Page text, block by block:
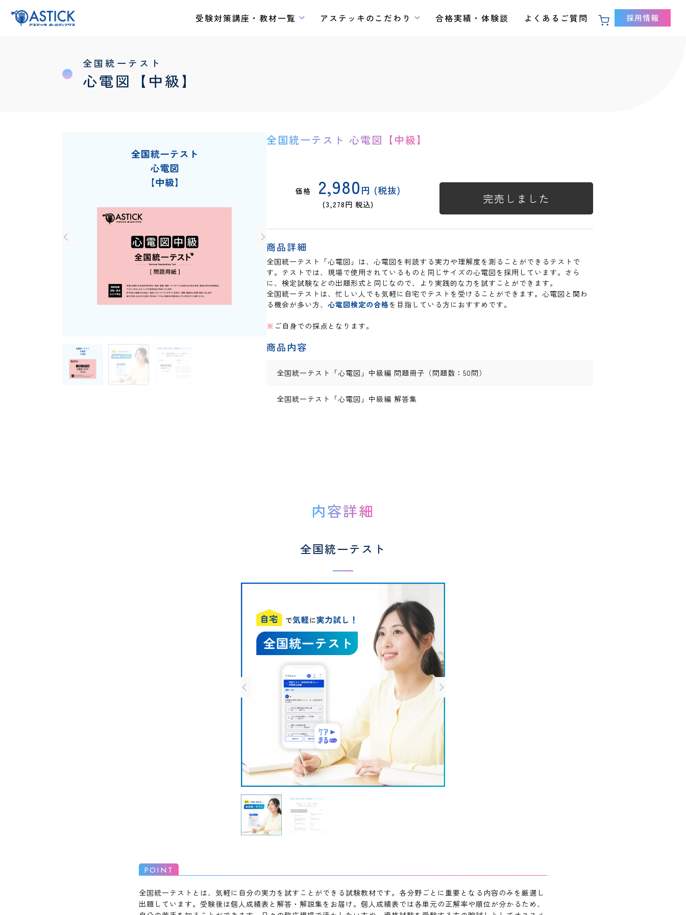
受験対策講座・教材一覧 アステッキのこだわり 合格実績・体験談 よくあるご質問 採用情報
全国統一テスト
心電図【中級】
全国統一テスト 心電図【中級】
価格 2,980円 (税抜)
(3,278円 税込) 完売しました
商品詳細
全国統一テスト「心電図」は、心電図を判読する実力や理解度を測ることができるテストで
す。テストでは、現場で使用されているものと同じサイズの心電図を採用しています。さら
に、検定試験などの出題形式と同じなので、より実践的な力を試すことができます。
全国統一テストは、忙しい人でも気軽に自宅でテストを受けることができます。心電図と関わ
る機会が多い方、 心電図検定の合格を目指している方におすすめです。
※ ご自身での採点となります。
商品内容
全国統一テスト「心電図」中級編 問題冊子（問題数： 50問）
全国統一テスト「心電図」中級編 解答集
内容詳細
全国統一テスト
全国統一テストとは、気軽に自分の実力を試すことができる試験教材です。各分野ごとに重要となる内容のみを厳選し
出題しています。受験後は個人成績表と解答・解説集をお届け。個人成績表では各単元の正解率や順位が分かるため、